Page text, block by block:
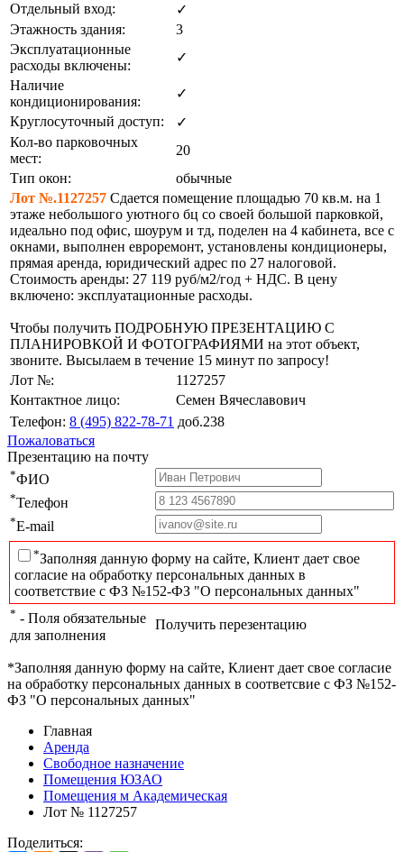
Отдельный вход:
✓
Этажность здания:
3
Эксплуатационные
расходы включены:
✓
Наличие
кондиционирования:
✓
Круглосуточный доступ:
✓
Кол-во парковочных
мест:
20
Тип окон:
обычные
Лот №.1127257 Сдается помещение площадью 70 кв.м. на 1
этаже небольшого уютного бц со своей большой парковкой,
идеально под офис, шоурум и тд, поделен на 4 кабинета, все с
окнами, выполнен евроремонт, установлены кондиционеры,
прямая аренда, юридический адрес по 27 налоговой.
Стоимость аренды: 27 119 руб/м2/год + НДС. В цену
включено: эксплуатационные расходы.
Чтобы получить ПОДРОБНУЮ ПРЕЗЕНТАЦИЮ С
ПЛАНИРОВКОЙ И ФОТОГРАФИЯМИ на этот объект,
звоните. Высылаем в течение 15 минут по запросу!
Лот №:
1127257
Контактное лицо:
Семен Вячеславович
Телефон: 8 (495) 822-78-71 доб.238
Пожаловаться
Презентацию на почту
*ФИО
*Телефон
*E-mail
*Заполняя данную форму на сайте, Клиент дает свое
согласие на обработку персональных данных в
соответствие с ФЗ №152-ФЗ "О персональных данных"
* - Поля обязательные
для заполнения
Получить перезентацию
*Заполняя данную форму на сайте, Клиент дает свое согласие
на обработку персональных данных в соответсвие с ФЗ №152-
ФЗ "О персональных данных"
Главная
Аренда
Свободное назначение
Помещения ЮЗАО
Помещения м Академическая
Лот № 1127257
Поделиться: